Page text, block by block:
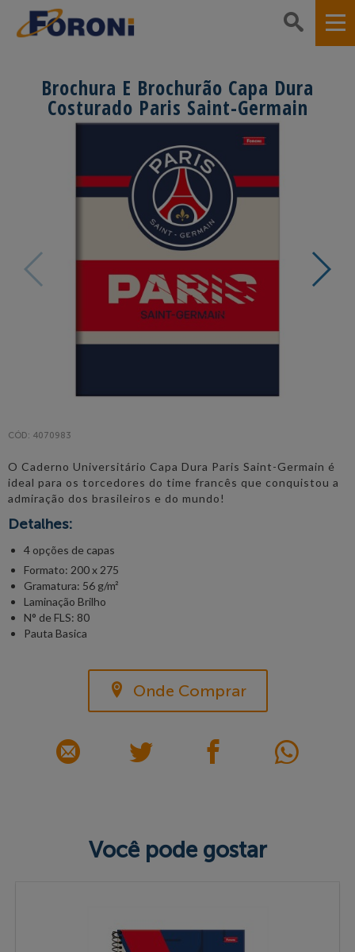
Brochura E Brochurão Capa Dura
Costurado Paris Saint-Germain
CÓD: 4070983
O Caderno Universitário Capa Dura Paris Saint-Germain é
ideal para os torcedores do time francês que conquistou a
admiração dos brasileiros e do mundo!
Detalhes:
4 opções de capas
Formato: 200 x 275
Gramatura: 56 g/m²
Laminação Brilho
N° de FLS: 80
Pauta Basica
Onde Comprar
Você pode gostar